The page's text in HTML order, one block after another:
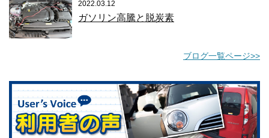
2022.03.12
ガソリン高騰と脱炭素
ブログ一覧ページ>>